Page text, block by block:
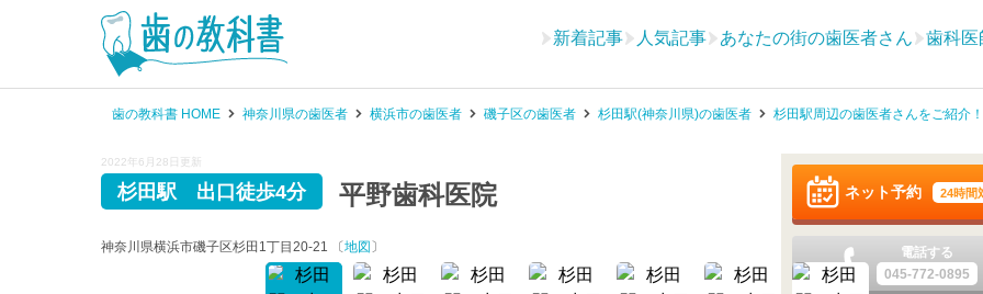
新着記事 人気記事 あなたの街の歯医者さん 歯科医
歯の教科書 HOME 神奈川県の歯医者 横浜市の歯医者 磯子区の歯医者 杉田駅(神奈川県)の歯医者 杉田駅周辺の歯医者さんをご紹介！
2022年6月28日更新
平野歯科医院
杉田駅 出口徒歩4分
神奈川県横浜市磯子区杉田1丁目20-21 〔地図 〕
電話する
045-772-0895
24時間
ネット予約